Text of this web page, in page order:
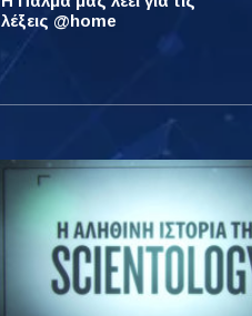
λέξεις @home